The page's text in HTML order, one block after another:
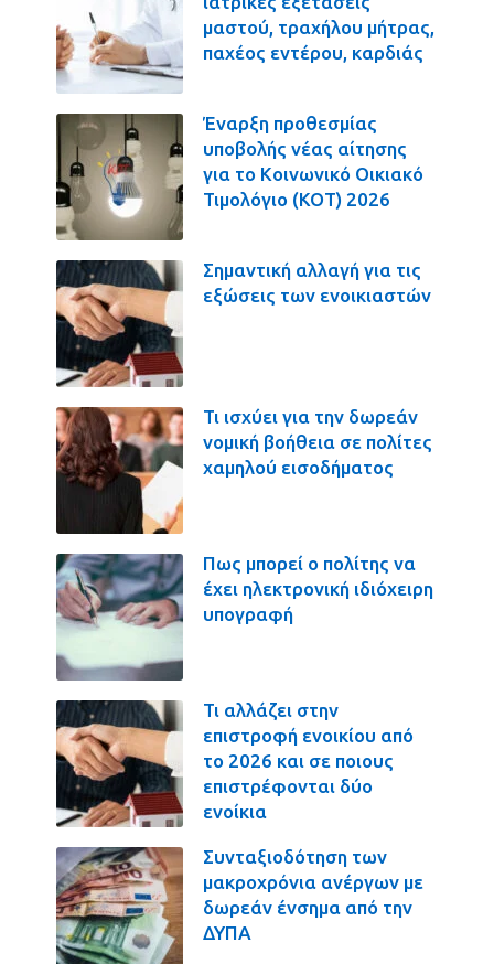
μαστού, τραχήλου μήτρας,
παχέος εντέρου, καρδιάς
Έναρξη προθεσμίας
υποβολής νέας αίτησης
για το Κοινωνικό Οικιακό
Τιμολόγιο (ΚΟΤ) 2026
Σημαντική αλλαγή για τις
εξώσεις των ενοικιαστών
Τι ισχύει για την δωρεάν
νομική βοήθεια σε πολίτες
χαμηλού εισοδήματος
Πως μπορεί ο πολίτης να
έχει ηλεκτρονική ιδιόχειρη
υπογραφή
Τι αλλάζει στην
επιστροφή ενοικίου από
το 2026 και σε ποιους
επιστρέφονται δύο
ενοίκια
Συνταξιοδότηση των
μακροχρόνια ανέργων με
δωρεάν ένσημα από την
ΔΥΠΑ